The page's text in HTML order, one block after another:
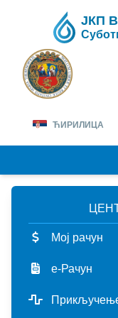
ЈКП
ЋИРИЛИЦА
ПОЧЕТНА
О НАМА
лична карта
КОРИСНИЦИ
Мој рачун
е-Рачун